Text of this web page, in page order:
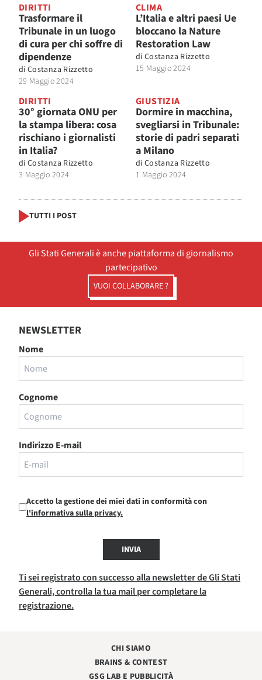
DIRITTI
Trasformare il
Tribunale in un luogo
di cura per chi soffre di
dipendenze
di Costanza Rizzetto
29 Maggio 2024
CLIMA
L’Italia e altri paesi Ue
bloccano la Nature
Restoration Law
di Costanza Rizzetto
15 Maggio 2024
DIRITTI
30° giornata ONU per
la stampa libera: cosa
rischiano i giornalisti
in Italia?
di Costanza Rizzetto
3 Maggio 2024
GIUSTIZIA
Dormire in macchina,
svegliarsi in Tribunale:
storie di padri separati
a Milano
di Costanza Rizzetto
1 Maggio 2024
TUTTI I POST
Gli Stati Generali è anche piattaforma di giornalismo
partecipativo
VUOI COLLABORARE ?
NEWSLETTER
Nome
Cognome
Indirizzo E-mail
Accetto la gestione dei miei dati in conformità con
l'informativa sulla privacy.
INVIA
Ti sei registrato con successo alla newsletter de Gli Stati
Generali, controlla la tua mail per completare la
registrazione.
CHI SIAMO
BRAINS & CONTEST
GSG LAB E PUBBLICITÀ